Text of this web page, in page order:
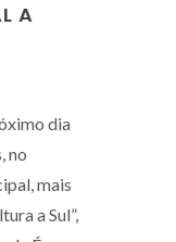
A
dia
no
mais
a Sul”,